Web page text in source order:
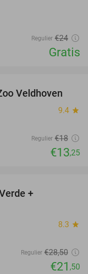
Regulier €24
Gratis
26%
Veldhoven
9.4 star
Regulier €18
€13,25
+
8.3 star
Regulier €28,50
€21 ,50